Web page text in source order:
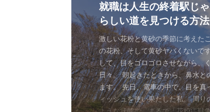
雨の日の恵み：心に降
雨の音を聞いたことはありますか
く優しい音、屋根を打つリズミカ
地面に落ちる繊細な音。 それぞれ
ニーは、 私たちの心に特別な空間
れます。 雨は大地だけでなく、
となく、 降り続ける雨を眺めてい
予定していた釣りができなくなり
ました。 でも、温かいコーヒーを
就職は人生の終着駅じ
らしい道を見つける方法
激しい花粉と黄砂の季節に考えた
の花粉、そして黄砂ヤバくないで
して、目をゴロゴロさせながら、
日々。 朝起きたときから、鼻水と
ます。 先日、電車の中で、目を真
ィッシュを使い果たした私。 周り
ヒーリーを買うべきか
なたへ。実際に使ってみ
意点
近年、Healy（ヒーリー）という
注目を集めています。 私自身もこ
以上前に購入し、所有しており、
踏まえて、さらに詳しくお伝えし
Healyの仕組みと機能 Healyは、微
エネルギーの法則 〜最
していました〜
最近、めちゃくちゃYouTubeや
ですが、 気づいたら政治とか社会
ばかり見ていました。 特にトラン
悪行、財務省解体、１０３万円の
別にそれを見て何かが解決できる
に、 どんどんハマってしまいまし
現実を変える
最近疲れ気味です。 というのも、
結構悩むんですよね。 自分の理想
と、 今、全然そうなっていない。
い。お金もない。自由もない（笑
まにそれでもいいわと思える時も
んなことは問題じゃなくて、 今こ
ことだけで幸せという時がある。
うときかといえば 今ここにいる時
今、ここにいること
２０２５年あけましておめでとう
年もよろしくお願い致します。 と
正月という感覚はありませんね。
が明けて、 いつの間にか過ぎ去っ
書くと、新年から暗いかな（笑）
歳をとったということでしょう。
しくてきつかったのですが、 年始
と思うことはありますよね。 自分
もしかしてだけどHealy
調整器）のせいなの？
ちょっと前に 最近ヒーリー（
なー みたいなブログを書いたと思
とは Healyはドイツで研究開発さ
新の人工知能を利用した 健康をサ
です。 弱い電気パルスを使用して
スのとれた状態にする、 周波数応
iPad 第10世代買いまし
アマゾンのブラックフライデー
いましたね。 ということで第１０
入してしまいました。 これで今ま
ipad Pro(初代）とはおさらばです
たわけでもなく、iPad自体はほと
ったので 変えなくても良かったの
す（笑） こういうの重要ですよね
からやるというノリ。 実際変え
久し振りにHealy（ヒー
波動調整器について
久しぶりにHealy（ヒーリー）量
いて触れてみる。 こちら小さい割
バイスです。 買う時も結構迷いま
やっぱり限られた人生 波動を良く
を送りたいじゃないですか。 だか
は仕方ないし 試してみないとわか
大谷さんの通訳、水原
思う
ちょっとびっくりしました。 多分
な通訳だと思う水原さんが解雇さ
それも違法賭博か・・・ 違法かど
賭博が原因で解雇とは・・・ と
分は特に野球が好きとか 大谷さん
わけではないし、 水原さんに思い